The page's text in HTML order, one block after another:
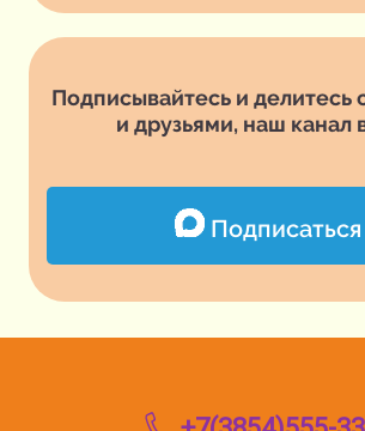
Подписывайтесь и делитесь
и друзьями, наш канал
Подписаться